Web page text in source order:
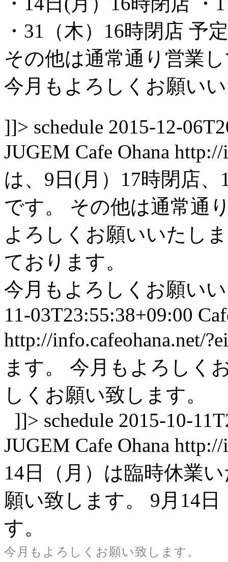
・31（木）16時閉店 予
その他は通常通り営業
今月もよろしくお願い
]]> schedule 2015-12-
JUGEM Cafe Ohana http://
は、9日(月）17時閉店
です。 その他は通常通
よろしくお願いいたし
ております。
今月もよろしくお願い
11-03T23:55:38+09:00
http://info.cafeohana.net/
ます。 今月もよろしく
しくお願い致します。
]]> schedule 2015-10-
JUGEM Cafe Ohana http://
14日（月）は臨時休業
願い致します。 9月14
す。
今月もよろしくお願い致します。